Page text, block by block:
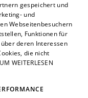
gespeichert und
und
Webseitenbesuchern
Funktionen für
deren Interessen
die nicht
WEITERLESEN